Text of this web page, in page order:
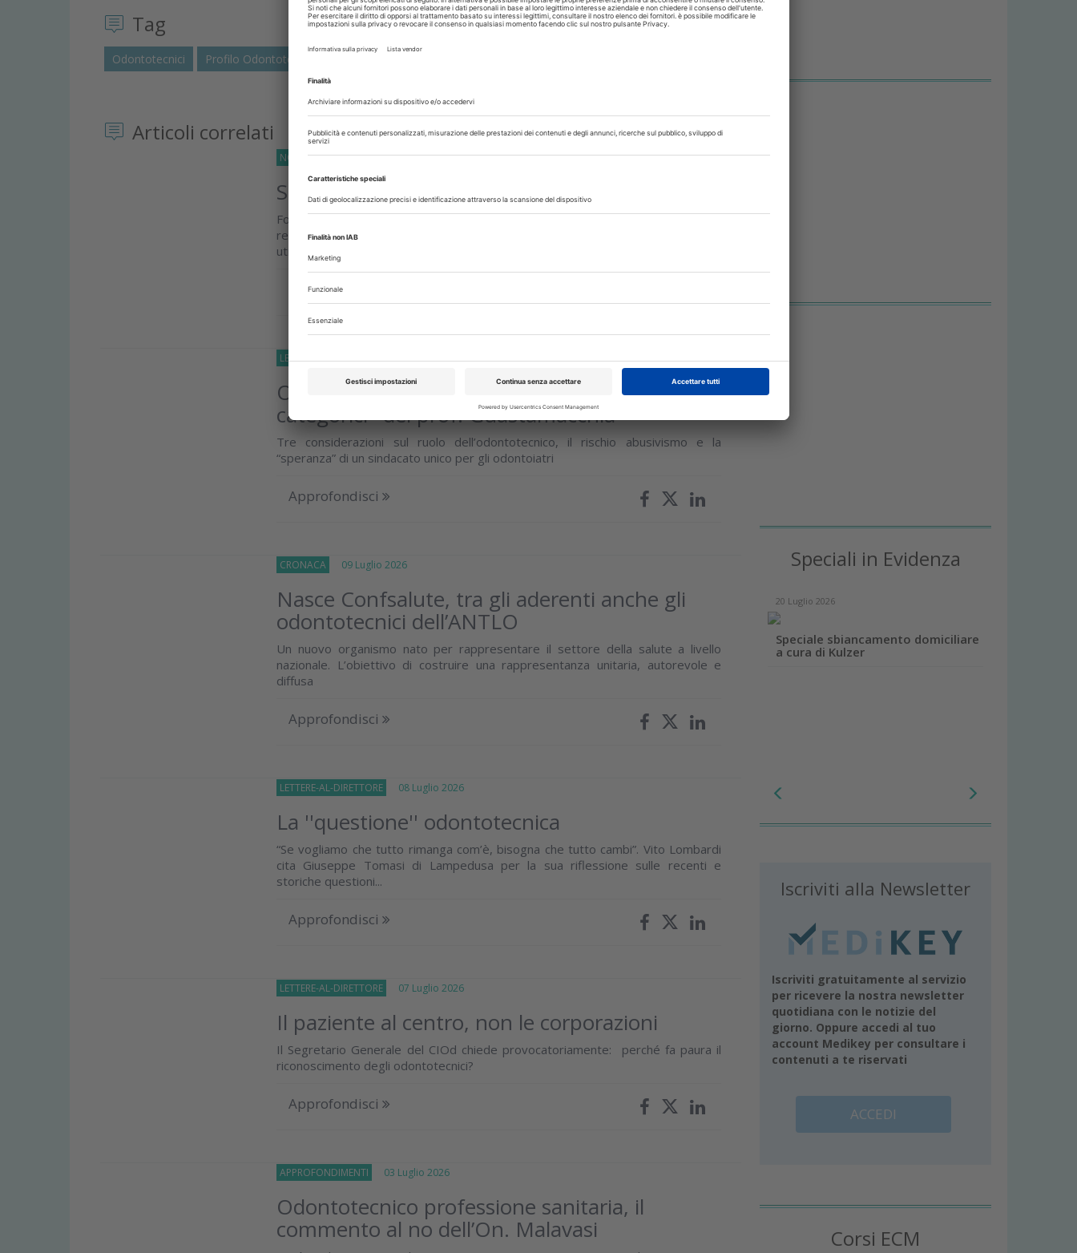
Tag
Odontotecnici Profilo Odontotecnici
Articoli correlati
NORMATIVE 29 Luglio 2026
Stage nei laboratori odontotecnici
Focus sulle novità del Decreto Sicurezza. ANTLO ricorda le regole e le
responsabilità per titolare di laboratorio e studente. Un ripasso che può essere
utile
Approfondisci
LETTERE-AL-DIRETTORE 09 Luglio 2026
Odontotecnico e non solo: gli ''imperativi
categorici'' del prof. Guastamacchia
Tre considerazioni sul ruolo dell’odontotecnico, il rischio abusivismo e la
“speranza” di un sindacato unico per gli odontoiatri
Approfondisci
CRONACA 09 Luglio 2026
Nasce Confsalute, tra gli aderenti anche gli
odontotecnici dell’ANTLO
Un nuovo organismo nato per rappresentare il settore della salute a livello
nazionale. L’obiettivo di costruire una rappresentanza unitaria, autorevole e
diffusa
Approfondisci
LETTERE-AL-DIRETTORE 08 Luglio 2026
La ''questione'' odontotecnica
“Se vogliamo che tutto rimanga com’è, bisogna che tutto cambi”. Vito Lombardi
cita Giuseppe Tomasi di Lampedusa per la sua riflessione sulle recenti e
storiche questioni...
Approfondisci
LETTERE-AL-DIRETTORE 07 Luglio 2026
Il paziente al centro, non le corporazioni
Il Segretario Generale del CIOd chiede provocatoriamente: perché fa paura il
riconoscimento degli odontotecnici?
Approfondisci
APPROFONDIMENTI 03 Luglio 2026
Odontotecnico professione sanitaria, il
commento al no dell’On. Malavasi
Speciali in Evidenza
20 Luglio 2026
Speciale sbiancamento domiciliare
a cura di Kulzer
Iscriviti alla Newsletter
Iscriviti gratuitamente al servizio
per ricevere la nostra newsletter
quotidiana con le notizie del
giorno. Oppure accedi al tuo
account Medikey per consultare i
contenuti a te riservati
ACCEDI
Corsi ECM